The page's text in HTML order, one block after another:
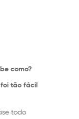
como?
tão fácil
todo